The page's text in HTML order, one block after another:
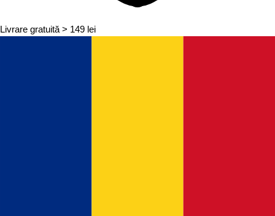
Livrare gratuită > 149 lei